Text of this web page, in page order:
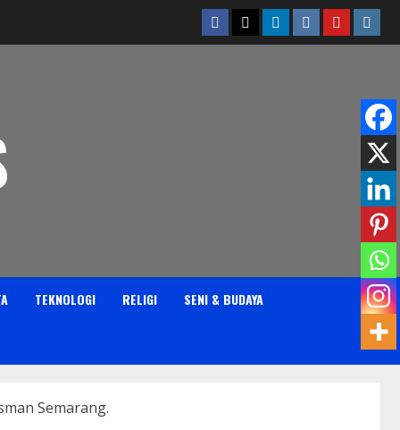
Facebook
TwitterLinkedin
VK Youtube
TEKNOLOGI RELIGI SENI & BUDAYA
Semarang.